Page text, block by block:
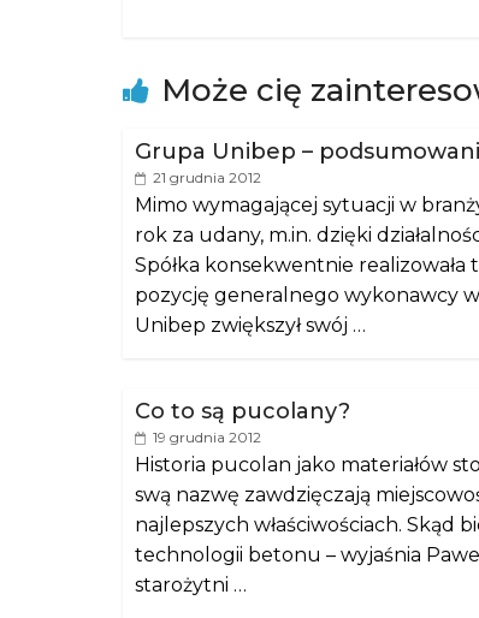
Może cię
Grupa Unibep –
21 grudnia 2012
Mimo wymagającej sytuacji w
rok za udany, m.in. dzięki
Spółka konsekwentnie
pozycję generalnego wykonawcy w
Unibep zwiększył swój …
Co to są pucolany?
19 grudnia 2012
Historia pucolan jako materiałów
swą nazwę zawdzięczają
najlepszych właściwościach. Skąd
technologii betonu – wyjaśnia
starożytni …